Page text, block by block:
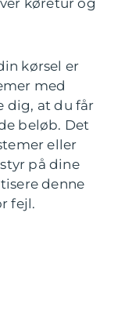
køretur og
kørsel er
med
dig, at du får
beløb. Det
eller
på dine
denne
fejl.